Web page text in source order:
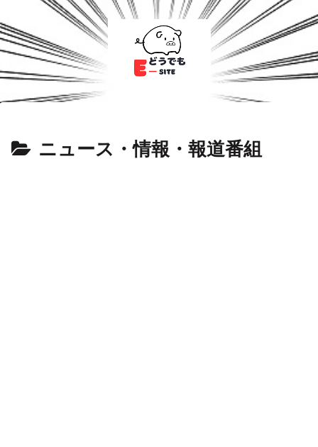
ニュース・情報・報道番組